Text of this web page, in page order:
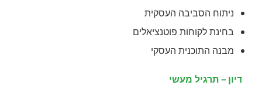
ניתוח הסביבה העסקית
בחינת לקוחות פוטנציאלים
מבנה התוכנית העסקי
דיון – תרגיל מעשי